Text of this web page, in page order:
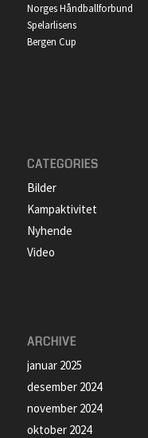
Norges Håndballforbund
Spelarlisens
Bergen Cup
CATEGORIES
Bilder
Kampaktivitet
Nyhende
Video
ARCHIVE
januar 2025
desember 2024
november 2024
oktober 2024